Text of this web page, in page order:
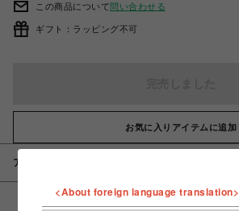
この商品について問い合わせる
ギフト：ラッピング不可
お気に入りアイテムに追加
アイテム説明 / 素材
<About foreign language translation>